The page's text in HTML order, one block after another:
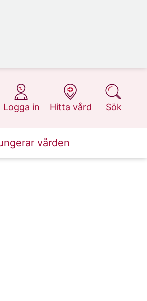
Logga in
på 1177.se
Hitta vård
på 1177.se
Sök
på 1177.se
vården